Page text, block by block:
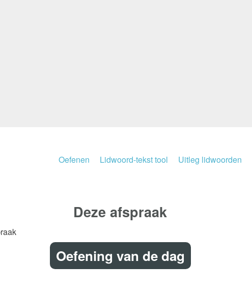
Oefenen Lidwoord-tekst tool Uitleg lidwoorden
Deze afspraak
Oefening van de dag